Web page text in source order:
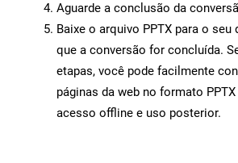
Aguarde a conclusão da
Baixe o arquivo PPTX para o
que a conversão for concluída.
etapas, você pode facilmente
páginas da web no formato
acesso offline e uso posterior.